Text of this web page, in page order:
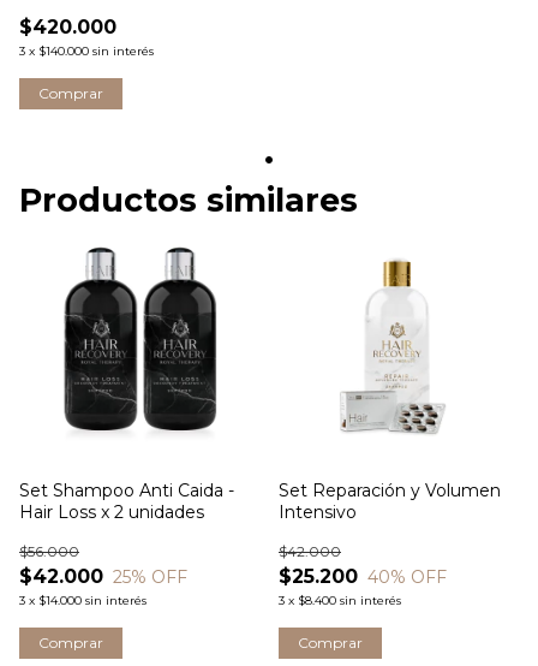
$420.000
3 x $140.000 sin interés
Comprar
Productos similares
Set Shampoo Anti Caida -
Hair Loss x 2 unidades
$42.000
$56.000
25% OFF
3 x $14.000 sin interés
Set Reparación y Volumen
Intensivo
$25.200
$42.000
40% OFF
3 x $8.400 sin interés